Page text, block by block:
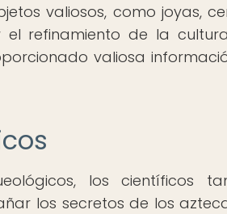
valiosos, como joyas,
refinamiento de la
valiosa
los científicos
los secretos de los